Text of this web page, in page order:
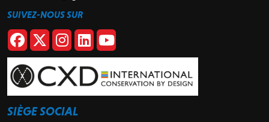
SUIVEZ-NOUS SUR
SIÈGE SOCIAL